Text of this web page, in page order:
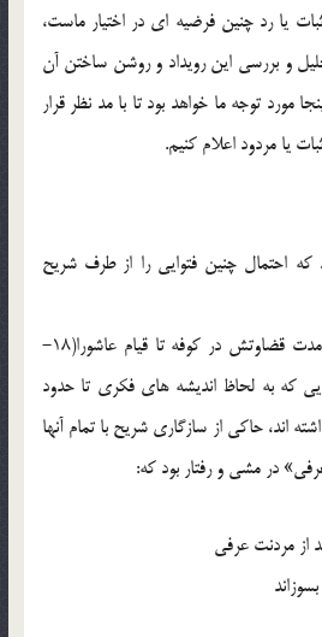
یا رد چنین فرضیه ای در اختیار ماست،
و بررسی این رویداد و روشن ساختن آن
مورد توجه ما خواهد بود تا با مد نظر قرار
یا مردود اعلام کنیم.
که احتمال چنین فتوایی را از طرف شریح
الف)شخصیت شریح در طول مدت قضاوتش در کوفه تا قیام عاشورا(18-
که به لحاظ اندیشه های فکری تا حدود
اند، حاکی از سازگاری شریح با تمام آنها
در مشی و رفتار بود که:
از مردنت عرفی